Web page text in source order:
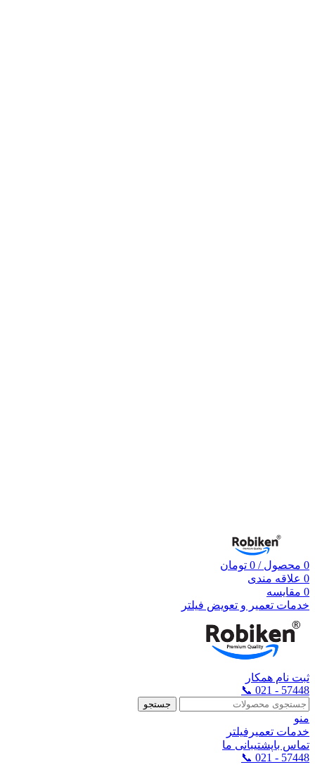
0 محصول /
0 تومان
0 علاقه مندی
0 مقایسه
خدمات تعمیر و تعویض فیلتر
ثبت نام همکار
57448 - 021 📞
جستجو
منو
خدمات تعمیرفیلتر
تماس باپشتیبانی ما
57448 - 021 📞